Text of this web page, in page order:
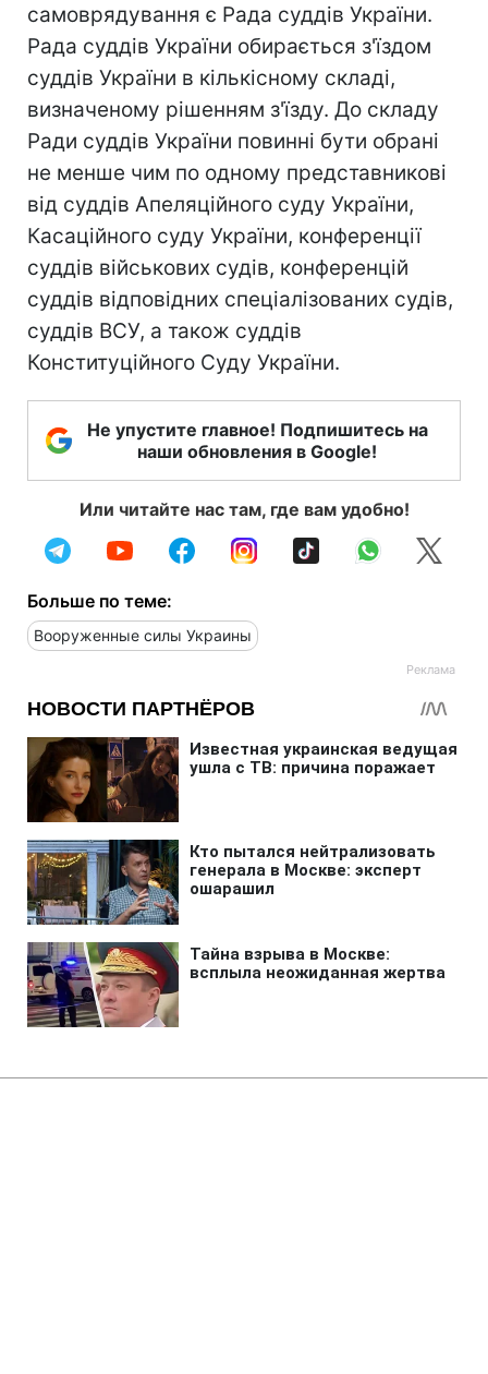
самоврядування є Рада суддів України.
Рада суддів України обирається з'їздом
суддів України в кількісному складі,
визначеному рішенням з'їзду. До складу
Ради суддів України повинні бути обрані
не менше чим по одному представникові
від суддів Апеляційного суду України,
Касаційного суду України, конференції
суддів військових судів, конференцій
суддів відповідних спеціалізованих судів,
суддів ВСУ, а також суддів
Конституційного Суду України.
Не упустите главное! Подпишитесь на
наши обновления в Google!
Или читайте нас там, где вам удобно!
Больше по теме:
Вооруженные силы Украины